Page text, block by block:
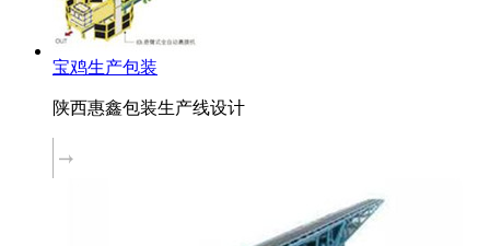
宝鸡生产包装
陕西惠鑫包装生产线设计